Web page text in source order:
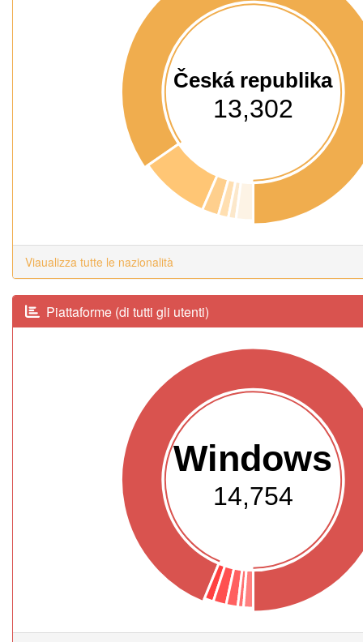
Česká republika
13,302
Viaualizza tutte le nazionalità
Piattaforme (di tutti gli utenti)
Windows
14,754